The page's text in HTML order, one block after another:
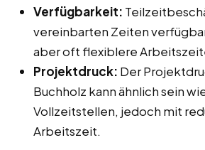
Verfügbarkeit:
vereinbarten Zeiten
aber oft flexiblere
Projektdruck: Der
Buchholz kann ähnlich sein
Vollzeitstellen, jedoch mit
Arbeitszeit.